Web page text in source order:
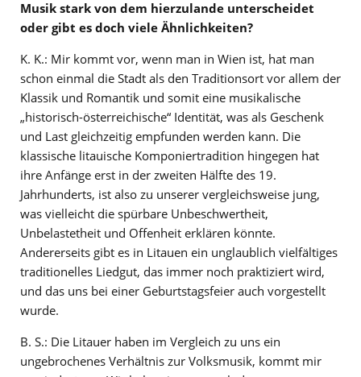
Musik stark von dem hierzulande unterscheidet
oder gibt es doch viele Ähnlichkeiten?
K. K.: Mir kommt vor, wenn man in Wien ist, hat man
schon einmal die Stadt als den Traditionsort vor allem der
Klassik und Romantik und somit eine musikalische
„historisch-österreichische“ Identität, was als Geschenk
und Last gleichzeitig empfunden werden kann. Die
klassische litauische Komponiertradition hingegen hat
ihre Anfänge erst in der zweiten Hälfte des 19.
Jahrhunderts, ist also zu unserer vergleichsweise jung,
was vielleicht die spürbare Unbeschwertheit,
Unbelastetheit und Offenheit erklären könnte.
Andererseits gibt es in Litauen ein unglaublich vielfältiges
traditionelles Liedgut, das immer noch praktiziert wird,
und das uns bei einer Geburtstagsfeier auch vorgestellt
wurde.
B. S.: Die Litauer haben im Vergleich zu uns ein
ungebrochenes Verhältnis zur Volksmusik, kommt mir